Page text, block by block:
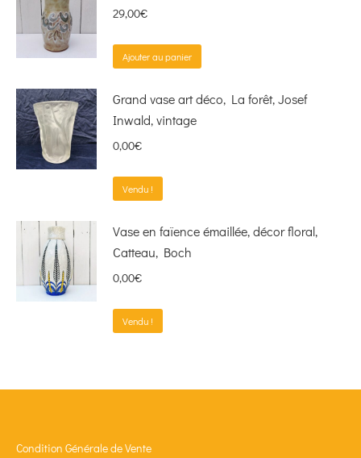
29,00€
Ajouter au panier
Grand vase art déco, La forêt, Josef
Inwald, vintage
0,00€
Vendu !
Vase en faïence émaillée, décor floral,
Catteau, Boch
0,00€
Vendu !
Condition Générale de Vente